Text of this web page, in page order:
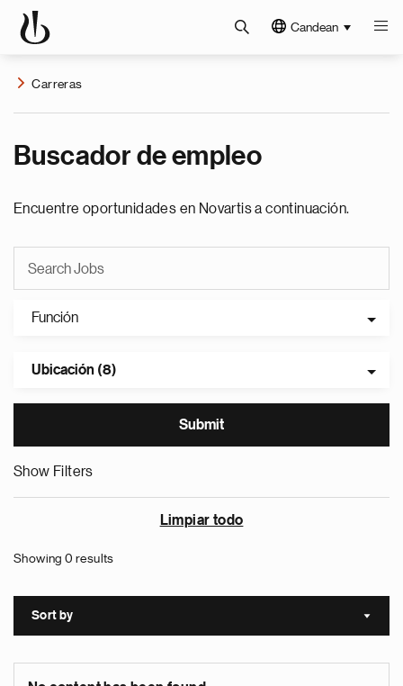
Candean
Carreras
Buscador de empleo
Encuentre oportunidades en Novartis a continuación.
Función
Ubicación (8)
Show Filters
Limpiar todo
Showing 0 results
Sort by Sort